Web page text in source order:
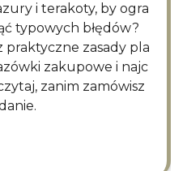
typowych błędów?
zasady pla
zakupowe i najc
zanim zamówisz